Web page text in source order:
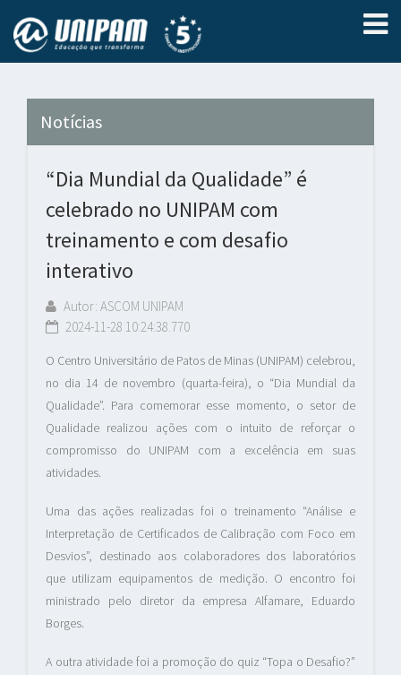
Notícias
“Dia Mundial da Qualidade” é
celebrado no UNIPAM com
treinamento e com desafio
interativo
Autor: ASCOM UNIPAM
2024-11-28 10:24:38.770
O Centro Universitário de Patos de Minas (UNIPAM) celebrou,
no dia 14 de novembro (quarta-feira), o “Dia Mundial da
Qualidade”. Para comemorar esse momento, o setor de
Qualidade realizou ações com o intuito de reforçar o
compromisso do UNIPAM com a excelência em suas
atividades.
Uma das ações realizadas foi o treinamento “Análise e
Interpretação de Certificados de Calibração com Foco em
Desvios”, destinado aos colaboradores dos laboratórios
que utilizam equipamentos de medição. O encontro foi
ministrado pelo diretor da empresa Alfamare, Eduardo
Borges.
A outra atividade foi a promoção do quiz “Topa o Desafio?”